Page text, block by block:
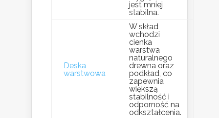
jest mniej
stabilna.
Deska
warstwowa
W skład
wchodzi
cienka
warstwa
naturalnego
drewna oraz
podkład, co
zapewnia
większą
stabilność i
odporność na
odkształcenia.